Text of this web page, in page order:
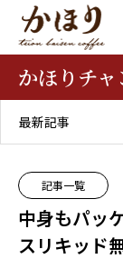
かほりチャ
最新記事
記事一覧
中身もパッ
スリキッド